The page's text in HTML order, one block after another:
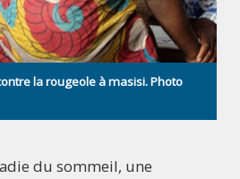
la rougeole à masisi. Photo
du sommeil, une